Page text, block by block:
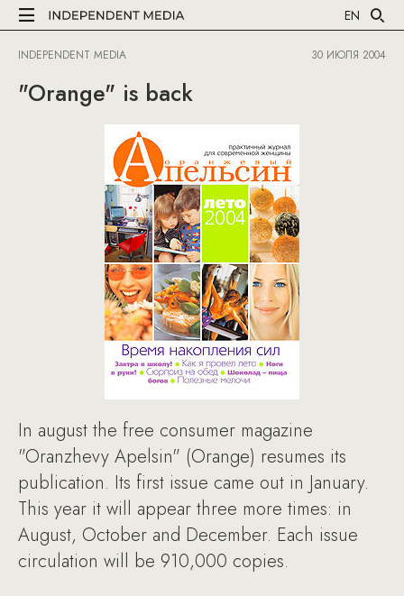
EN
INDEPENDENT MEDIA 30 ИЮЛЯ 2004
"Orange" is back
In august the free consumer magazine
"Oranzhevy Apelsin" (Orange) resumes its
publication. Its first issue came out in January.
This year it will appear three more times: in
August, October and December. Each issue
circulation will be 910,000 copies.